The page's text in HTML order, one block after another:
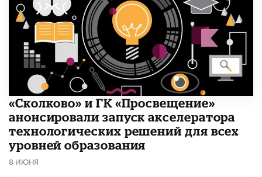
«Сколково» и ГК «Просвещение»
анонсировали запуск акселератора
технологических решений для всех
уровней образования
8 ИЮНЯ